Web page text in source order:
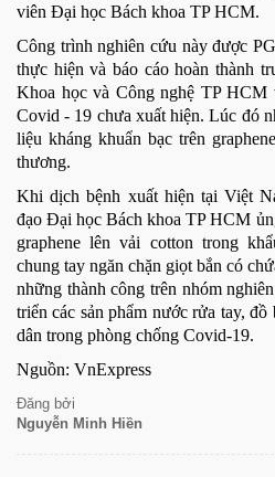
viên Đại học Bách khoa TP HCM.
Công trình nghiên cứu này được
thực hiện và báo cáo hoàn thành
Khoa học và Công nghệ TP HCM
Covid - 19 chưa xuất hiện. Lúc đó
liệu kháng khuẩn bạc trên
thương.
Khi dịch bệnh xuất hiện tại Việt
đạo Đại học Bách khoa TP HCM
graphene lên vải cotton trong
chung tay ngăn chặn giọt bắn có
những thành công trên nhóm
triển các sản phẩm nước rửa tay,
dân trong phòng chống Covid-19.
Nguồn: VnExpress
Đăng bởi
Nguyễn Minh Hiền